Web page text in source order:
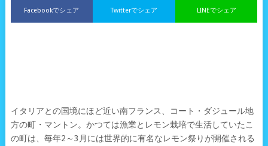
Facebookでシェア LINEでシェア
Twitterでシェア
イタリアとの国境にほど近い南フランス、コート・ダジュール地
方の町・マントン。かつては漁業とレモン栽培で生活していたこ
の町は、毎年2～3月には世界的に有名なレモン祭りが開催される